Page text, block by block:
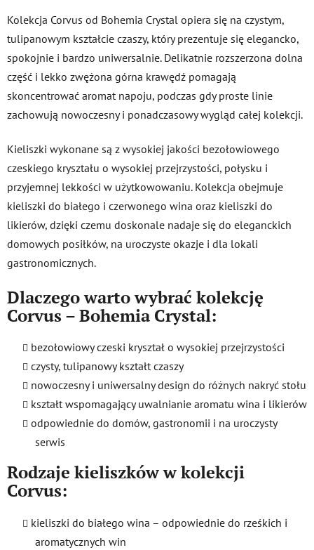
Kolekcja Corvus od Bohemia Crystal opiera się na czystym,
tulipanowym kształcie czaszy, który prezentuje się elegancko,
spokojnie i bardzo uniwersalnie. Delikatnie rozszerzona dolna
część i lekko zwężona górna krawędź pomagają
skoncentrować aromat napoju, podczas gdy proste linie
zachowują nowoczesny i ponadczasowy wygląd całej kolekcji.
Kieliszki wykonane są z wysokiej jakości bezołowiowego
czeskiego kryształu o wysokiej przejrzystości, połysku i
przyjemnej lekkości w użytkowowaniu. Kolekcja obejmuje
kieliszki do białego i czerwonego wina oraz kieliszki do
likierów, dzięki czemu doskonale nadaje się do eleganckich
domowych posiłków, na uroczyste okazje i dla lokali
gastronomicznych.
Dlaczego warto wybrać kolekcję
Corvus – Bohemia Crystal:
bezołowiowy czeski kryształ o wysokiej przejrzystości
czysty, tulipanowy kształt czaszy
nowoczesny i uniwersalny design do różnych nakryć stołu
kształt wspomagający uwalnianie aromatu wina i likierów
odpowiednie do domów, gastronomii i na uroczysty
serwis
Rodzaje kieliszków w kolekcji
Corvus:
kieliszki do białego wina – odpowiednie do rześkich i
aromatycznych win